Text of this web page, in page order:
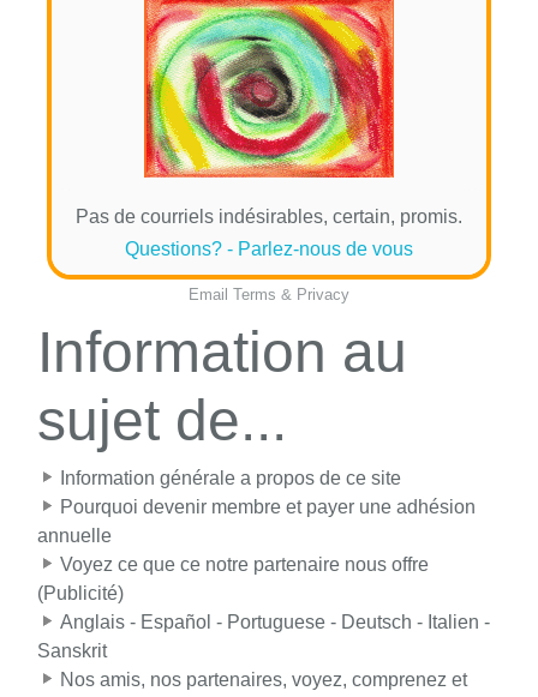
Pas de courriels indésirables, certain, promis.
Questions? - Parlez-nous de vous
Email Terms & Privacy
Information au
sujet de...
Information générale a propos de ce site
Pourquoi devenir membre et payer une adhésion
annuelle
Voyez ce que ce notre partenaire nous offre
(Publicité)
Anglais - Español - Portuguese - Deutsch - Italien -
Sanskrit
Nos amis, nos partenaires, voyez, comprenez et